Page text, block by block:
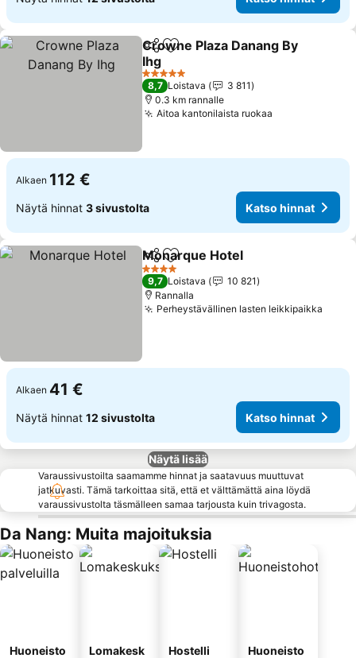
Jaa Lisää suosikkeihin
Crowne Plaza Danang By
Ihg
5 Tähtiluokitus
8,7 Loistava
3 811
0.3 km rannalle
Aitoa kantonilaista ruokaa
Alkaen 112 €
Näytä hinnat 3 sivustolta Katso hinnat
Jaa Lisää suosikkeihin
Monarque Hotel
4 Tähtiluokitus
9,7 Loistava
10 821
Rannalla
Perheystävällinen lasten leikkipaikka
Alkaen 41 €
Näytä hinnat 12 sivustolta Katso hinnat
Näytä lisää
Varaussivustoilta saamamme hinnat ja saatavuus muuttuvat
jatkuvasti. Tämä tarkoittaa sitä, että et välttämättä aina löydä
varaussivustolta täsmälleen samaa tarjousta kuin trivagosta.
Da Nang: Muita majoituksia
Huoneisto
Lomakesk
Hostelli
Huoneisto